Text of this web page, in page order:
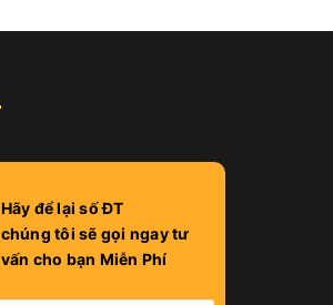
Hãy để lại số ĐT
chúng tôi sẽ gọi ngay tư
vấn cho bạn Miễn Phí